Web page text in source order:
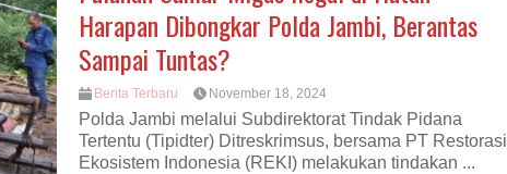
Harapan Dibongkar Polda Jambi, Berantas
Sampai Tuntas?
Berita Terbaru November 18, 2024
Polda Jambi melalui Subdirektorat Tindak Pidana
Tertentu (Tipidter) Ditreskrimsus, bersama PT Restorasi
Ekosistem Indonesia (REKI) melakukan tindakan ...